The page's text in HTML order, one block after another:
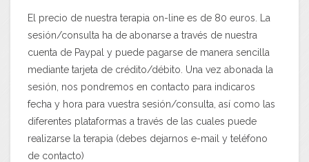
El precio de nuestra terapia on-line es de 80 euros. La
sesión/consulta ha de abonarse a través de nuestra
cuenta de Paypal y puede pagarse de manera sencilla
mediante tarjeta de crédito/débito. Una vez abonada la
sesión, nos pondremos en contacto para indicaros
fecha y hora para vuestra sesión/consulta, así como las
diferentes plataformas a través de las cuales puede
realizarse la terapia (debes dejarnos e-mail y teléfono
de contacto)